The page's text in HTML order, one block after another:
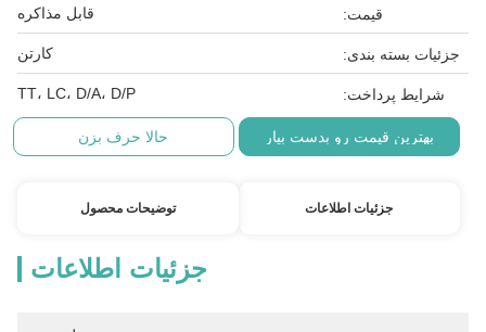
قیمت: قابل مذاکره
جزئیات بسته بندی: کارتن
شرایط پرداخت: TT، LC، D/A، D/P
بهترین قیمت رو بدست بیار حالا حرف بزن
جزئیات اطلاعات توضیحات محصول
جزئیات اطلاعات